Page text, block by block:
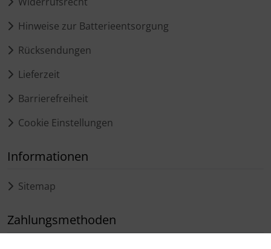
Hinweise zur Batterieentsorgung
Rücksendungen
Lieferzeit
Barrierefreiheit
Cookie Einstellungen
Informationen
Sitemap
Zahlungsmethoden